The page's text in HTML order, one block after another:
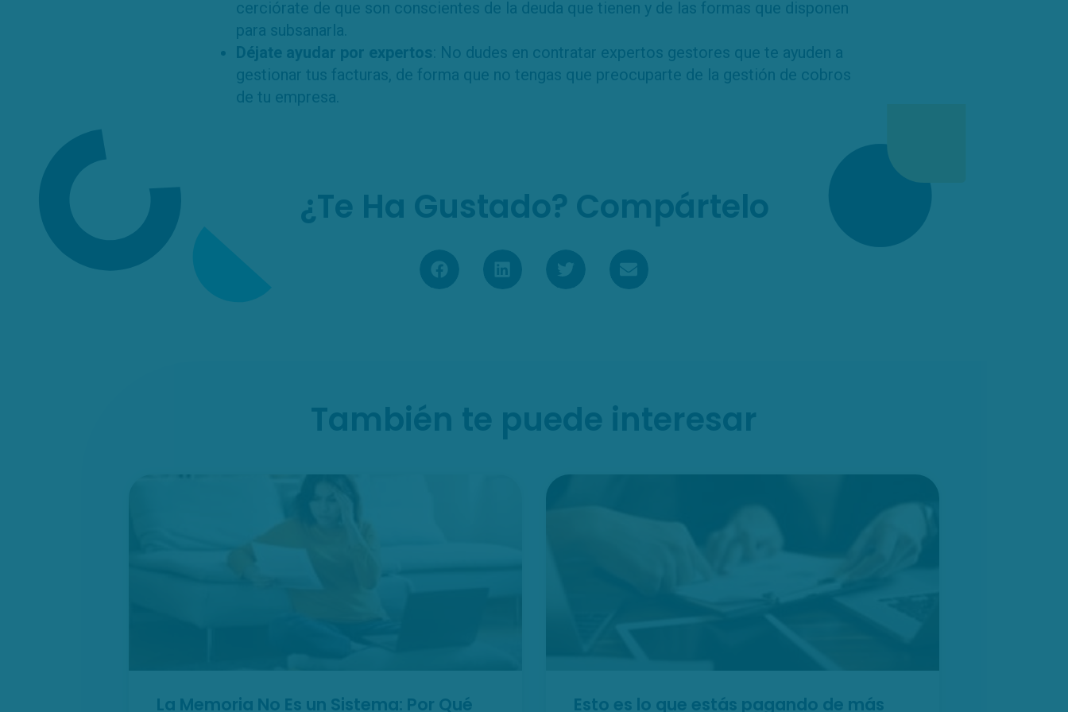
cerciórate de que son conscientes de la deuda que tienen y de las formas que disponen
para subsanarla.
Déjate ayudar por expertos : No dudes en contratar expertos gestores que te ayuden a
gestionar tus facturas, de forma que no tengas que preocuparte de la gestión de cobros
de tu empresa.
¿Te Ha Gustado? Compártelo
También te puede interesar
La Memoria No Es un Sistema: Por Qué Esto es lo que estás pagando de más